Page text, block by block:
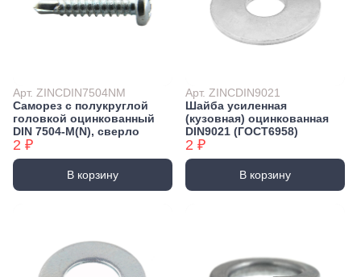
Арт. ZINCDIN7504NM
Саморез с полукруглой
головкой оцинкованный
DIN 7504-М(N), сверло
2 ₽
В корзину
Арт. ZINCDIN9021
Шайба усиленная
(кузовная) оцинкованная
DIN9021 (ГОСТ6958)
2 ₽
В корзину